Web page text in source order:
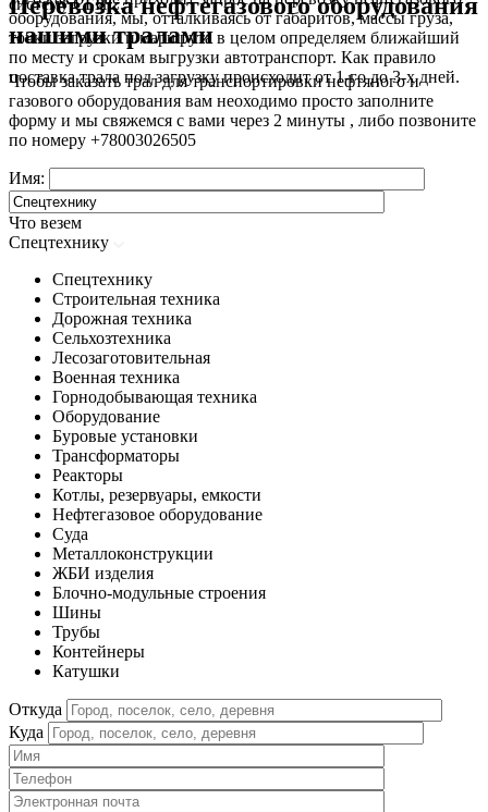
оборудования, мы, отталкиваясь от габаритов, массы груза,
точки загрузки и маршрута в целом определяем ближайший
по месту и срокам выгрузки автотранспорт. Как правило
поставка трала под загрузку происходит от 1-го до 3-х дней.
нашими тралами
Чтобы заказать трал для транспортировки нефтяного и
газового оборудования вам неоходимо просто заполните
форму и мы свяжемся с вами через 2 минуты , либо позвоните
по номеру +78003026505
Имя:
Что везем
Спецтехнику
Спецтехнику
Строительная техника
Дорожная техника
Сельхозтехника
Лесозаготовительная
Военная техника
Горнодобывающая техника
Оборудование
Буровые установки
Трансформаторы
Реакторы
Котлы, резервуары, емкости
Нефтегазовое оборудование
Cуда
Металлоконструкции
ЖБИ изделия
Блочно-модульные строения
Шины
Трубы
Контейнеры
Катушки
Откуда
Куда